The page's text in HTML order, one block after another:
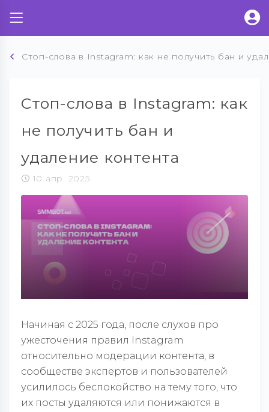
Стоп-слова в Instagram: как не получить бан и
Стоп-слова в Instagram: как
не получить бан и
удаление контента
10 апр. 2025
Начиная с 2025 года, после слухов про
ужесточения правил Instagram
относительно модерации контента, в
сообществе экспертов и пользователей
усилилось беспокойство на тему того, что
их посты удаляются или понижаются в